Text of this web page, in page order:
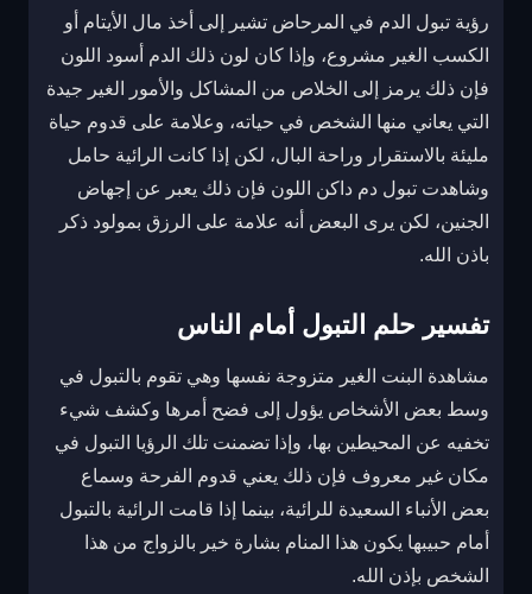
رؤية تبول الدم في المرحاض تشير إلى أخذ مال الأيتام أو
الكسب الغير مشروع، وإذا كان لون ذلك الدم أسود اللون
فإن ذلك يرمز إلى الخلاص من المشاكل والأمور الغير جيدة
التي يعاني منها الشخص في حياته، وعلامة على قدوم حياة
مليئة بالاستقرار وراحة البال، لكن إذا كانت الرائية حامل
وشاهدت تبول دم داكن اللون فإن ذلك يعبر عن إجهاض
الجنين، لكن يرى البعض أنه علامة على الرزق بمولود ذكر
باذن الله.
تفسير حلم التبول أمام الناس
مشاهدة البنت الغير متزوجة نفسها وهي تقوم بالتبول في
وسط بعض الأشخاص يؤول إلى فضح أمرها وكشف شيء
تخفيه عن المحيطين بها، وإذا تضمنت تلك الرؤيا التبول في
مكان غير معروف فإن ذلك يعني قدوم الفرحة وسماع
بعض الأنباء السعيدة للرائية، بينما إذا قامت الرائية بالتبول
أمام حبيبها يكون هذا المنام بشارة خير بالزواج من هذا
الشخص بإذن الله.